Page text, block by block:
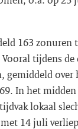
163 zonuren
tijdens de
gemiddeld over
In het midden
lokaal
14 juli